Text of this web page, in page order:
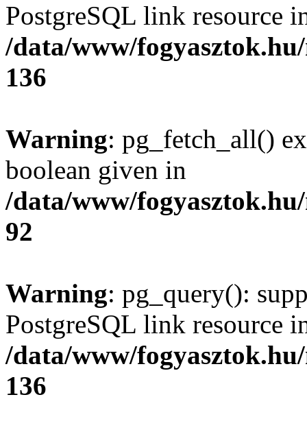
PostgreSQL link resource
/data/www/
136
Warning: pg_fetch_all()
boolean given in
/data/www/
92
Warning: pg_query():
PostgreSQL link resource
/data/www/
136